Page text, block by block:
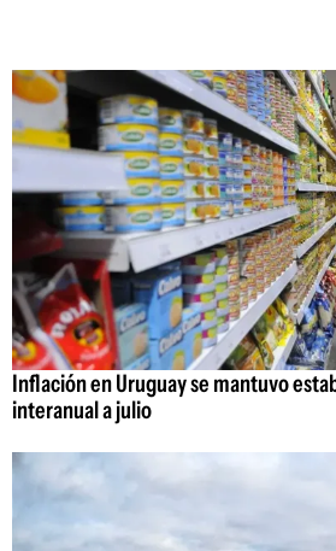
Inflación en Uruguay se mantuvo
interanual a julio